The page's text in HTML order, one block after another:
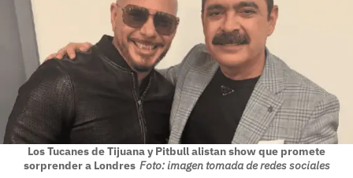
Los Tucanes de Tijuana y Pitbull alistan show que promete
sorprender a Londres Foto: imagen tomada de redes sociales